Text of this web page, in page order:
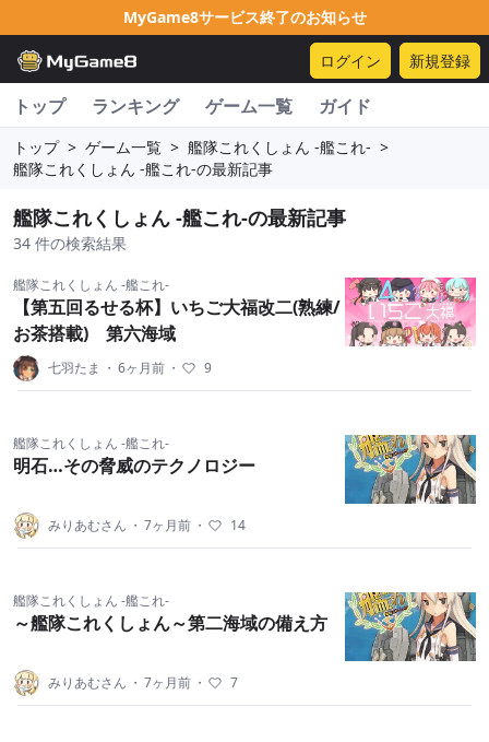
MyGame8サービス終了のお知らせ
ログイン 新規登録
トップ ランキング ゲーム一覧 ガイド
トップ > ゲーム一覧 > 艦隊これくしょん -艦これ- >
艦隊これくしょん -艦これ-の最新記事
艦隊これくしょん -艦これ-の最新記事
34 件の検索結果
艦隊これくしょん -艦これ-
【第五回るせる杯】いちご大福改二(熟練/
お茶搭載) 第六海域
七羽たま ・ 6ヶ月前 ・ 9
艦隊これくしょん -艦これ-
明石…その脅威のテクノロジー
みりあむさん ・ 7ヶ月前 ・ 14
艦隊これくしょん -艦これ-
～艦隊これくしょん～第二海域の備え方
みりあむさん ・ 7ヶ月前 ・ 7